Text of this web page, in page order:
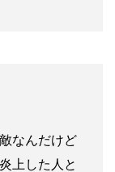
なんだけど
上した人と